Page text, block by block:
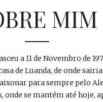
MIM
a 11 de Novembro de
de Luanda, de onde
para sempre pelo
onde se mantém até hoje,